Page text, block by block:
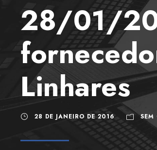
28/01/
Linhares
28 DE JANEIRO DE 2016 SEM